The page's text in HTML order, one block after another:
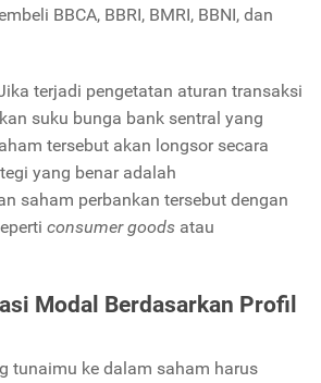
BBCA, BBRI, BMRI, BBNI, dan
terjadi pengetatan aturan transaksi
suku bunga bank sentral yang
tersebut akan longsor secara
yang benar adalah
saham perbankan tersebut dengan
consumer goodsatau
Modal Berdasarkan Profil
tunaimu ke dalam saham harus